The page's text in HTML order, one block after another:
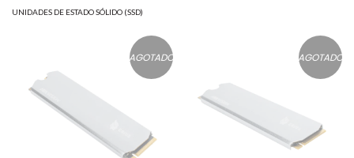
UNIDADES DE ESTADO SÓLIDO (SSD)
AGOTADO AGOTADO